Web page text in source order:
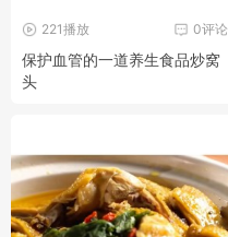
0评论
221播放
保护血管的一道养生食品炒窝
头